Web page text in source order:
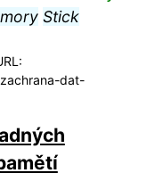
Stick
dat-